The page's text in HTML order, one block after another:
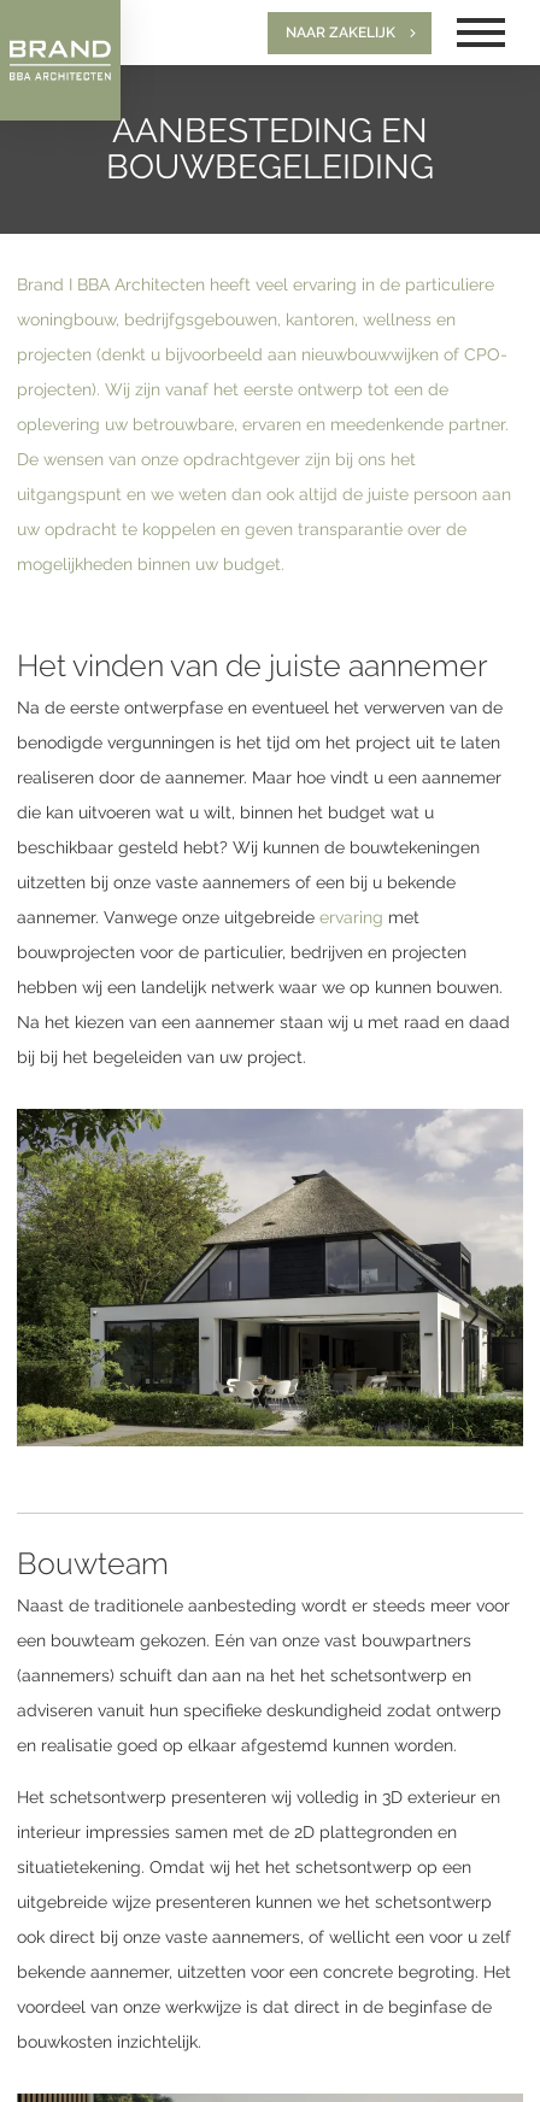
NAAR ZAKELIJK
AANBESTEDING EN
BOUWBEGELEIDING
Brand I BBA Architecten heeft veel ervaring in de particuliere
woningbouw, bedrijfgsgebouwen, kantoren, wellness en
projecten (denkt u bijvoorbeeld aan nieuwbouwwijken of CPO-
projecten). Wij zijn vanaf het eerste ontwerp tot een de
oplevering uw betrouwbare, ervaren en meedenkende partner.
De wensen van onze opdrachtgever zijn bij ons het
uitgangspunt en we weten dan ook altijd de juiste persoon aan
uw opdracht te koppelen en geven transparantie over de
mogelijkheden binnen uw budget.
Het vinden van de juiste aannemer
Na de eerste ontwerpfase en eventueel het verwerven van de
benodigde vergunningen is het tijd om het project uit te laten
realiseren door de aannemer. Maar hoe vindt u een aannemer
die kan uitvoeren wat u wilt, binnen het budget wat u
beschikbaar gesteld hebt? Wij kunnen de bouwtekeningen
uitzetten bij onze vaste aannemers of een bij u bekende
aannemer. Vanwege onze uitgebreide ervaring met
bouwprojecten voor de particulier, bedrijven en projecten
hebben wij een landelijk netwerk waar we op kunnen bouwen.
Na het kiezen van een aannemer staan wij u met raad en daad
bij bij het begeleiden van uw project.
Bouwteam
Naast de traditionele aanbesteding wordt er steeds meer voor
een bouwteam gekozen. Eén van onze vast bouwpartners
(aannemers) schuift dan aan na het het schetsontwerp en
adviseren vanuit hun specifieke deskundigheid zodat ontwerp
en realisatie goed op elkaar afgestemd kunnen worden.
Het schetsontwerp presenteren wij volledig in 3D exterieur en
interieur impressies samen met de 2D plattegronden en
situatietekening. Omdat wij het het schetsontwerp op een
uitgebreide wijze presenteren kunnen we het schetsontwerp
ook direct bij onze vaste aannemers, of wellicht een voor u zelf
bekende aannemer, uitzetten voor een concrete begroting. Het
voordeel van onze werkwijze is dat direct in de beginfase de
bouwkosten inzichtelijk.